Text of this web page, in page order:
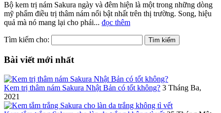
Bộ kem trị nám Sakura ngày và đêm hiện là một trong những dòng
mỹ phẩm điều trị thâm nám nổi bật nhất trên thị trường. Song, hiệu
quả mà nó mang lại cho phái... đọc thêm
Tìm kiếm cho:
Bài viết mới nhất
Kem trị thâm nám Sakura Nhật Bản có tốt không? 3 Tháng Ba,
2021